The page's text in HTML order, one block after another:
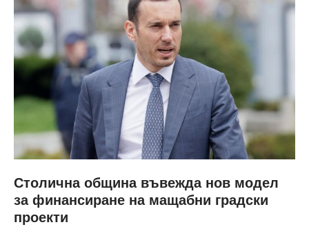
Столична община въвежда нов модел
за финансиране на мащабни градски
проекти